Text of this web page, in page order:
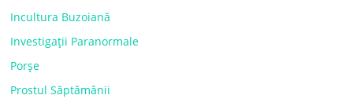
Incultura Buzoiană
Investigații Paranormale
Porșe
Prostul Săptămânii